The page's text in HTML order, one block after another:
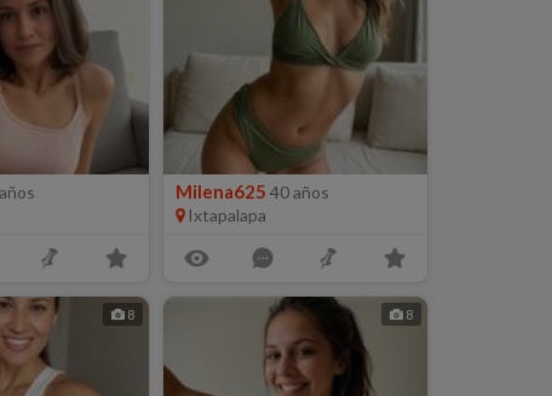
Milena625 40 años
Ixtapalapa
8 8